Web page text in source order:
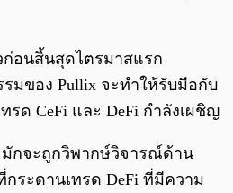
อนสิ้นสุดไตรมาสแรก
มของ Pullix จะทำให้รับมือกับ
รด CeFi และ DeFi กำลังเผชิญ
มักจะถูกวิพากษ์วิจารณ์ด้าน
ระดานเทรด DeFi ที่มีความ